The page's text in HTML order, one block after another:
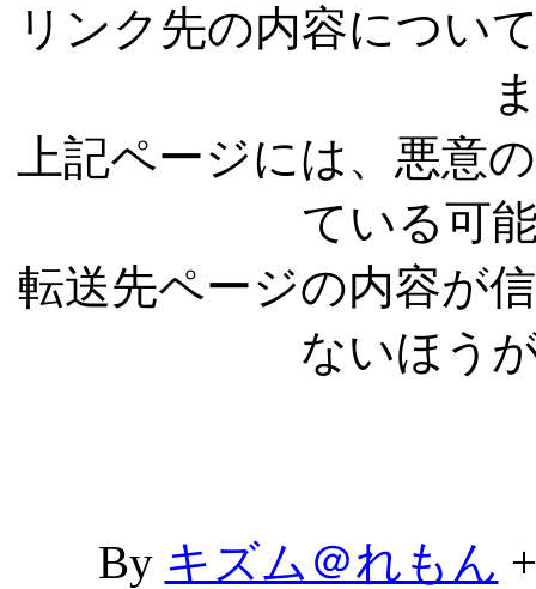
リンク先の内容につい
上記ページには、悪意
ている可
転送先ページの内容が
ないほう
By キズム＠れもん